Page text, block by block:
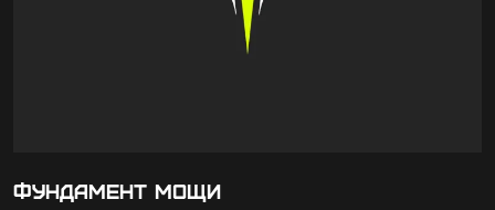
ФУНДАМЕНТ МОЩИ